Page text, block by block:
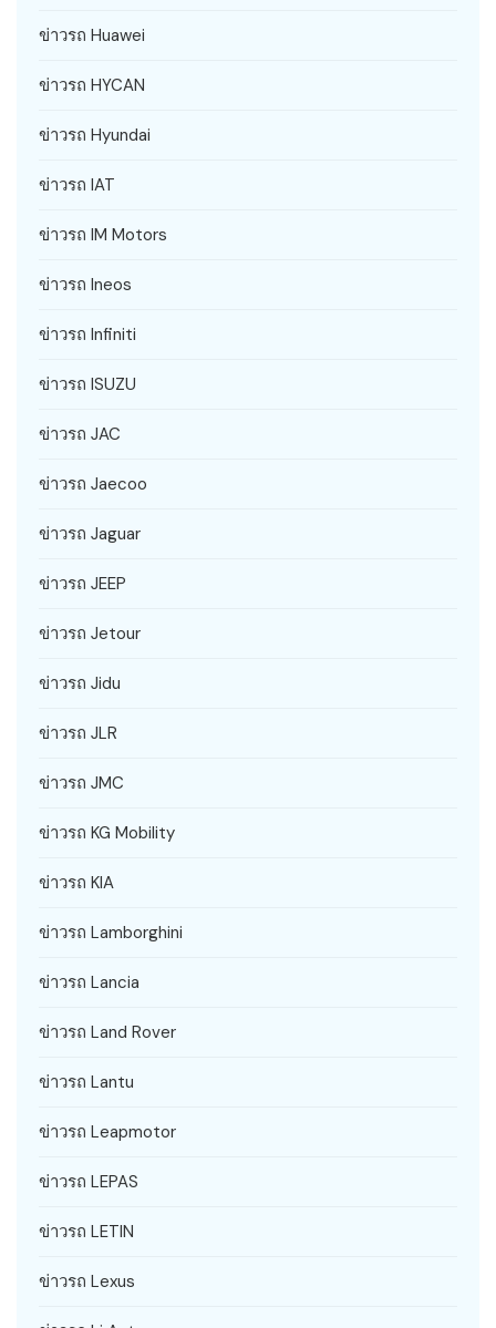
ข่าวรถ Huawei
ข่าวรถ HYCAN
ข่าวรถ Hyundai
ข่าวรถ IAT
ข่าวรถ IM Motors
ข่าวรถ Ineos
ข่าวรถ Infiniti
ข่าวรถ ISUZU
ข่าวรถ JAC
ข่าวรถ Jaecoo
ข่าวรถ Jaguar
ข่าวรถ JEEP
ข่าวรถ Jetour
ข่าวรถ Jidu
ข่าวรถ JLR
ข่าวรถ JMC
ข่าวรถ KG Mobility
ข่าวรถ KIA
ข่าวรถ Lamborghini
ข่าวรถ Lancia
ข่าวรถ Land Rover
ข่าวรถ Lantu
ข่าวรถ Leapmotor
ข่าวรถ LEPAS
ข่าวรถ LETIN
ข่าวรถ Lexus